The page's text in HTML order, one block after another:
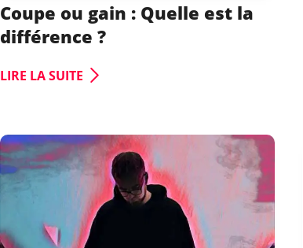
Coupe ou gain : Quelle est la
différence ?
LIRE LA SUITE